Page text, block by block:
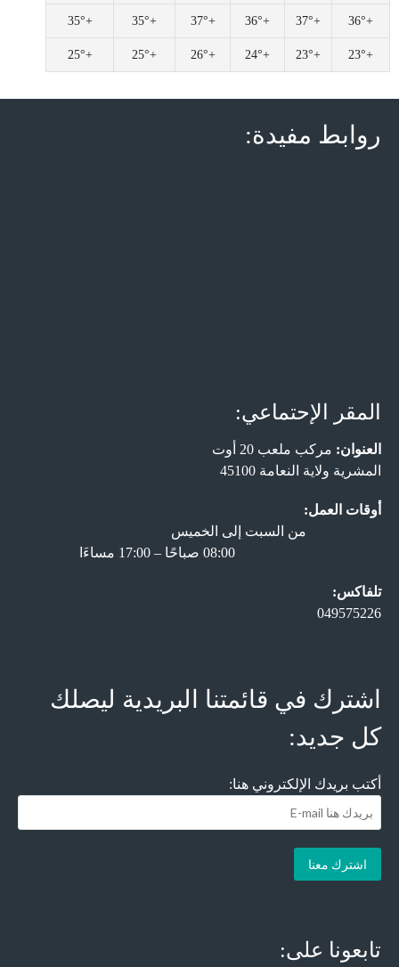
+
36°
+
37°
+
36°
+
37°
+
35°
+
35°
+
23°
+
23°
+
24°
+
26°
+
25°
+
25°
روابط مفيدة:
المقر الإحتماعي:
العنوان: مركب ملعب 20 أوت
المشرية ولاية النعامة 45100
أوقات العمل:
من السبت إلى الخميس
تلفاكس:
049575226
اشترك في قائمتنا البريدية ليصلك
كل جديد:
أكتب بريدك الإلكتروني هنا:
تابعونا على: